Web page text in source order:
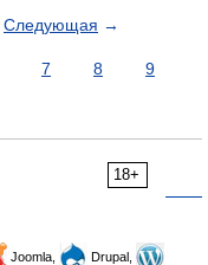
Следующая →
7 8
9
18+
Joomla,
Drupal,